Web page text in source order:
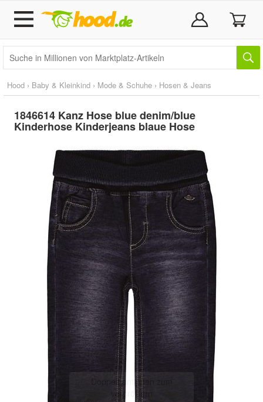
Hood › Baby & Kleinkind › Mode & Schuhe › Hosen & Jeans
1846614 Kanz Hose blue denim/blue
Kinderhose Kinderjeans blaue Hose
Doppelt antippen zum
vergrößern